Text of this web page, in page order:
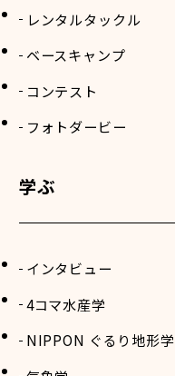
レンタルタックル
ベースキャンプ
コンテスト
フォトダービー
学ぶ
インタビュー
4コマ水産学
NIPPON ぐるり地形学